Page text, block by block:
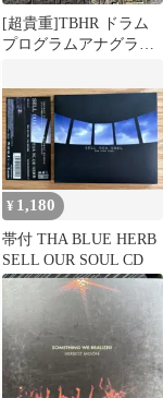
[超貴重]TBHR ドラム
プログラムアナグラム
¥ 1,180
帯付 THA BLUE HERB
SELL OUR SOUL CD